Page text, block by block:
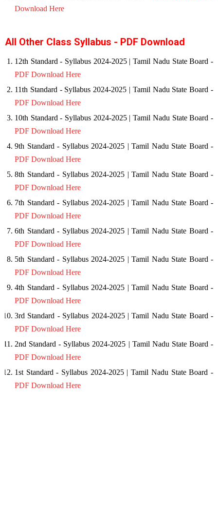
Download Here
All Other Class Syllabus - PDF Download
12th Standard - Syllabus 2024-2025 | Tamil Nadu State Board -
PDF Download Here
11th Standard - Syllabus 2024-2025 | Tamil Nadu State Board -
PDF Download Here
10th Standard - Syllabus 2024-2025 | Tamil Nadu State Board -
PDF Download Here
9th Standard - Syllabus 2024-2025 | Tamil Nadu State Board -
PDF Download Here
8th Standard - Syllabus 2024-2025 | Tamil Nadu State Board -
PDF Download Here
7th Standard - Syllabus 2024-2025 | Tamil Nadu State Board -
PDF Download Here
6th Standard - Syllabus 2024-2025 | Tamil Nadu State Board -
PDF Download Here
5th Standard - Syllabus 2024-2025 | Tamil Nadu State Board -
PDF Download Here
4th Standard - Syllabus 2024-2025 | Tamil Nadu State Board -
PDF Download Here
3rd Standard - Syllabus 2024-2025 | Tamil Nadu State Board -
PDF Download Here
2nd Standard - Syllabus 2024-2025 | Tamil Nadu State Board -
PDF Download Here
1st Standard - Syllabus 2024-2025 | Tamil Nadu State Board -
PDF Download Here